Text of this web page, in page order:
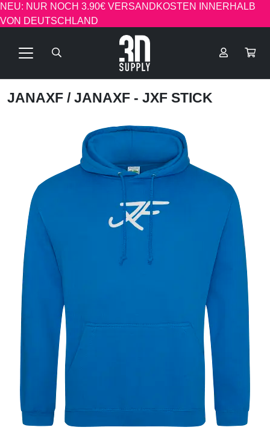
NEU: NUR NOCH 3.90€ VERSANDKOSTEN INNERHALB
VON DEUTSCHLAND
JANAXF / JANAXF - JXF STICK